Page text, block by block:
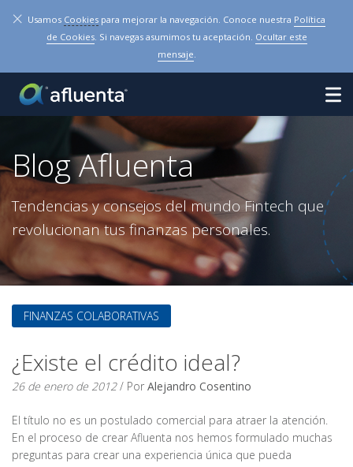
× Usamos Cookies para mejorar la navegación. Conoce nuestra Política
de Cookies. Si navegas asumimos tu aceptación. Ocultar este
mensaje.
Blog Afluenta
Tendencias y consejos del mundo Fintech que
revolucionan tus finanzas personales.
FINANZAS COLABORATIVAS
¿Existe el crédito ideal?
26 de enero de 2012/ Por Alejandro Cosentino
El título no es un postulado comercial para atraer la atención.
En el proceso de crear Afluenta nos hemos formulado muchas
preguntas para crear una experiencia única que pueda